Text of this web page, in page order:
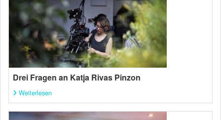
Drei Fragen an Katja Rivas Pinzon
Weiterlesen